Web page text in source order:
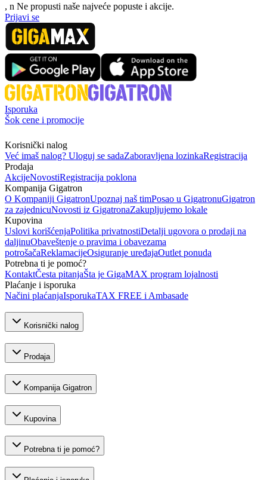
, n Ne propusti naše najveće popuste i akcije.
Prijavi se
Isporuka
Šok cene i promocije
Korisnički nalog
Već imaš nalog? Uloguj se sadaZaboravljena lozinkaRegistracija
Prodaja
AkcijeNovostiRegistracija poklona
Kompanija Gigatron
O Kompaniji GigatronUpoznaj naš timPosao u GigatronuGigatron
za zajednicuNovosti iz GigatronaZakupljujemo lokale
Kupovina
Uslovi korišćenjaPolitika privatnostiDetalji ugovora o prodaji na
daljinuObaveštenje o pravima i obavezama
potrošačaReklamacijeOsiguranje uređajaOutlet ponuda
Potrebna ti je pomoć?
KontaktČesta pitanjaŠta je GigaMAX program lojalnosti
Plaćanje i isporuka
Načini plaćanjaIsporukaTAX FREE i Ambasade
Korisnički nalog
Prodaja
Kompanija Gigatron
Kupovina
Potrebna ti je pomoć?